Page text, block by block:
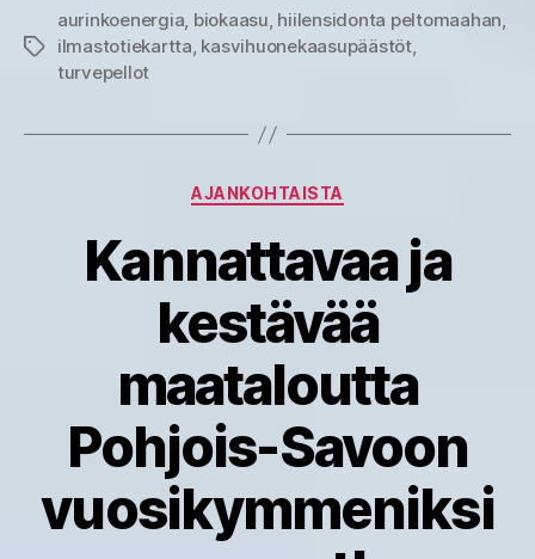
Avainsanat
aurinkoenergia, biokaasu, hiilensidonta peltomaahan,
ilmastotiekartta, kasvihuonekaasupäästöt,
turvepellot
Kategoriat
AJANKOHTAISTA
Kannattavaa ja
kestävää
maataloutta
Pohjois-Savoon
vuosikymmeniksi